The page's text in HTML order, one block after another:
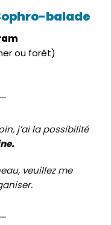
balade
ou forêt)
j’ai la possibilité
veuillez me